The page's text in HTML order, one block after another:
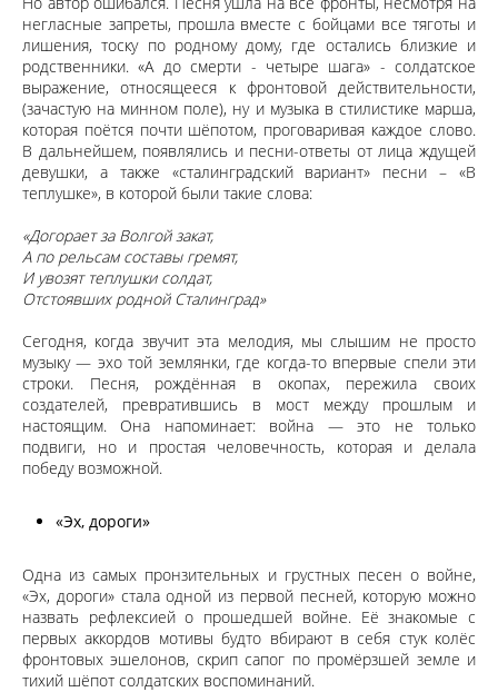
негласные запреты, прошла вместе с бойцами все тяготы и
лишения, тоску по родному дому, где остались близкие и
родственники. «А до смерти - четыре шага» - солдатское
выражение, относящееся к фронтовой действительности,
(зачастую на минном поле), ну и музыка в стилистике марша,
которая поётся почти шёпотом, проговаривая каждое слово.
В дальнейшем, появлялись и песни-ответы от лица ждущей
девушки, а также «сталинградский вариант» песни – «В
теплушке», в которой были такие слова:
«Догорает за Волгой закат,
А по рельсам составы гремят,
И увозят теплушки солдат,
Отстоявших родной Сталинград»
Сегодня, когда звучит эта мелодия, мы слышим не просто
музыку — эхо той землянки, где когда-то впервые спели эти
строки. Песня, рождённая в окопах, пережила своих
создателей, превратившись в мост между прошлым и
настоящим. Она напоминает: война — это не только
подвиги, но и простая человечность, которая и делала
победу возможной.
«Эх, дороги»
Одна из самых пронзительных и грустных песен о войне,
«Эх, дороги» стала одной из первой песней, которую можно
назвать рефлексией о прошедшей войне. Её знакомые с
первых аккордов мотивы будто вбирают в себя стук колёс
фронтовых эшелонов, скрип сапог по промёрзшей земле и
тихий шёпот солдатских воспоминаний.